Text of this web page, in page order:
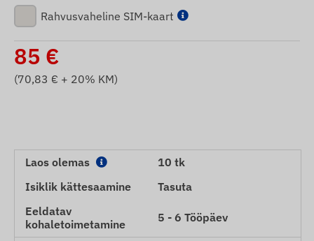
Rahvusvaheline SIM-kaart
85 €
(70,83 € + 20% KM)
Laos olemas
10 tk
Isiklik kättesaamine
Tasuta
Eeldatav
kohaletoimetamine
5 - 6 Tööpäev